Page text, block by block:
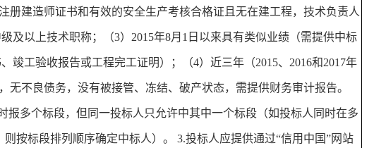
册建造师证书和有效的安全生产考核合格证且无在建工程，技术负责人
及以上技术职称；（3） 2015年8月 1 日以来具有类似业绩（需提供中标
竣工验收报告或工程完工证明）；（4）近三年（2015、 2016和2017年
无不良债务，没有被接管、冻结、破产状态，需提供财务审计报告。
报多个标段，但同一投标人只允许中其中一个标段（如投标人同时在多
按标段排列顺序确定中标人）。 3.投标人应提供通过“信用中国”网站